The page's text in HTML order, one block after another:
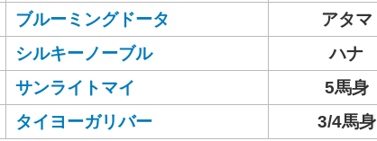
ブルーミングドータ
アタマ
シルキーノーブル
ハナ
サンライトマイ
5馬身
タイヨーガリバー 3/4馬身